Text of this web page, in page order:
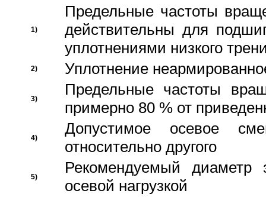
1)
Предельные частоты
действительны для
уплотнениями низкого
2) Уплотнение
3)
Предельные частоты
примерно 80 % от
4)
Допустимое осевое
относительно другого
5)
Рекомендуемый диаметр
осевой нагрузкой